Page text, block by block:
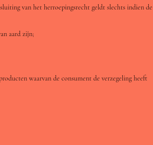
van het herroepingsrecht geldt slechts indien de
aard zijn;
waarvan de consument de verzegeling heeft